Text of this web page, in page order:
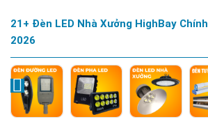
21+ Đèn LED Nhà Xưởng HighBay
2026